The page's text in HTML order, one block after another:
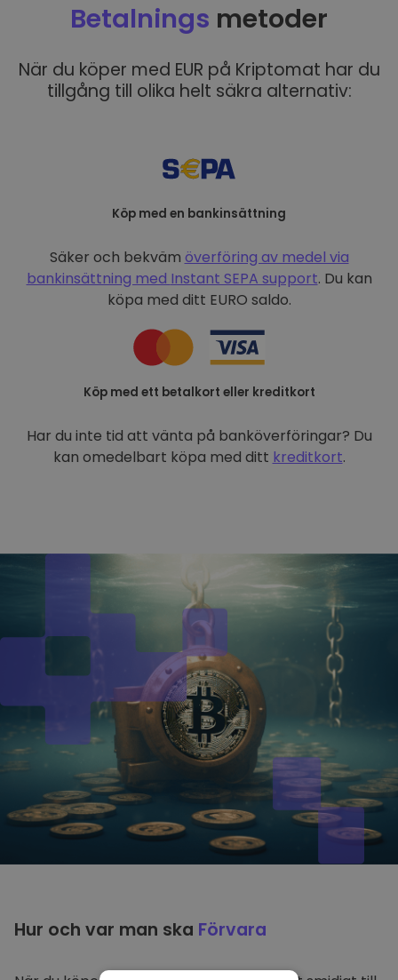
Betalnings metoder
När du köper med EUR på Kriptomat har du
tillgång till olika helt säkra alternativ:
Köp med en bankinsättning
Säker och bekväm överföring av medel via
bankinsättning med Instant SEPA support. Du kan
köpa med ditt EURO saldo.
Köp med ett betalkort eller kreditkort
Har du inte tid att vänta på banköverföringar? Du
kan omedelbart köpa med ditt kreditkort.
Hur och var man ska Förvara